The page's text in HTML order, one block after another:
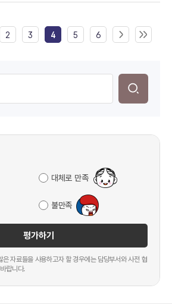
2 3 4 5 6
대체로 만족
불만족
평가하기
자료들을 사용하고자 할 경우에는 담당부서와 사전 협
랍니다.